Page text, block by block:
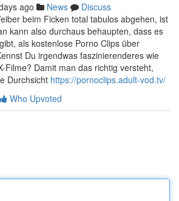
ago News
Discuss
beim Ficken total tabulos abgehen, ist
kann also durchaus behaupten, dass es
als kostenlose Porno Clips über
Du irgendwas faszinierenderes wie
Filme? Damit man das richtig versteht,
Durchsicht https://pornoclips.adult-vod.tv/
Who Upvoted